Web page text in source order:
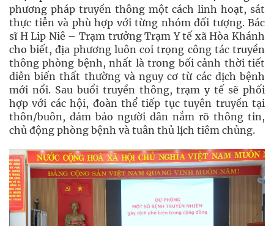
phương pháp truyền thông một cách linh hoạt, sát
thực tiễn và phù hợp với từng nhóm đối tượng. Bác
sĩ H Lip Niê – Trạm trưởng Trạm Y tế xã Hòa Khánh
cho biết, địa phương luôn coi trọng công tác truyền
thông phòng bệnh, nhất là trong bối cảnh thời tiết
diễn biến thất thường và nguy cơ từ các dịch bệnh
mới nổi. Sau buổi truyền thông, trạm y tế sẽ phối
hợp với các hội, đoàn thể tiếp tục tuyên truyền tại
thôn/buôn, đảm bảo người dân nắm rõ thông tin,
chủ động phòng bệnh và tuân thủ lịch tiêm chủng.